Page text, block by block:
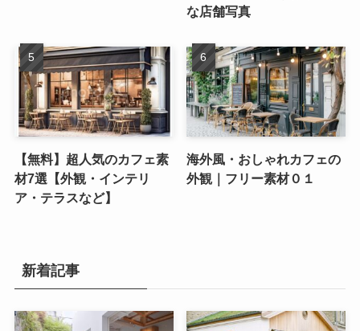
な店舗写真
【無料】超人気のカフェ素
材7選【外観・インテリ
ア・テラスなど】
海外風・おしゃれカフェの
外観｜フリー素材０１
新着記事